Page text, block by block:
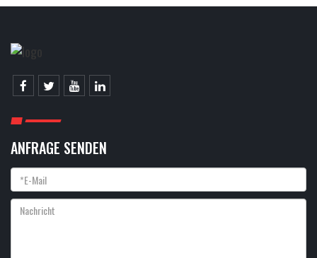
ANFRAGE SENDEN